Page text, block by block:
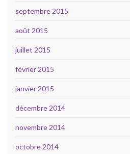
septembre 2015
août 2015
juillet 2015
février 2015
janvier 2015
décembre 2014
novembre 2014
octobre 2014